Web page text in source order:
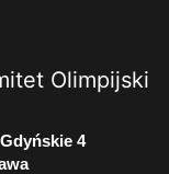
Olimpijski
4